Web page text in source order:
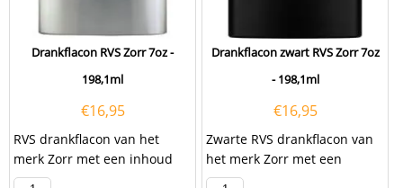
Drankflacon RVS Zorr 7oz -
198,1ml
€16,95
RVS drankflacon van het
merk Zorr met een inhoud
van 7oz, ofwel 198,1ml. De
Drankflacon zwart RVS Zorr 7oz
- 198,1ml
€16,95
Zwarte RVS drankflacon van
het merk Zorr met een
inhoud van 6oz, ofwel 180ml.